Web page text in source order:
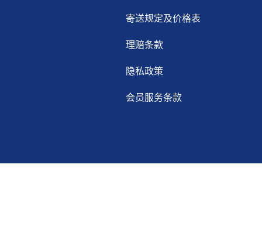
寄送规定及价格表
理赔条款
隐私政策
会员服务条款